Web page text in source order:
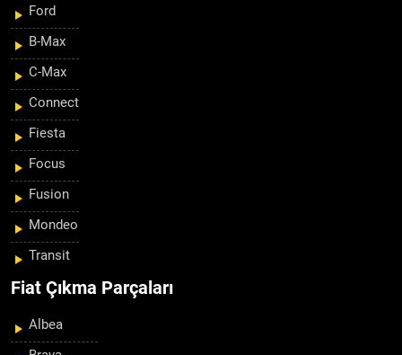
Ford
B-Max
C-Max
Connect
Fiesta
Focus
Fusion
Mondeo
Transit
Fiat Çıkma Parçaları
Albea